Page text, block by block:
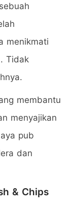
menikmati
Tidak
membantu
menyajikan
pub
dan
& Chips